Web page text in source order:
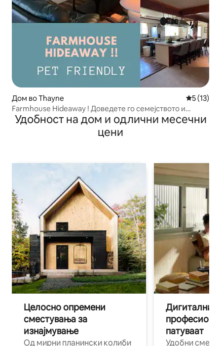
Дом во Thayne
5 (13)
Farmhouse Hideaway ! Доведете го семејството и
миленичињата !
Удобност на дом и одлични месечни
цени
Целосно опремени
сместувања за
изнајмување
Од мирни планински колиби
Дигитални
патуваат
Удобни